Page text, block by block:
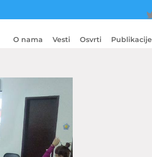
O nama Vesti Osvrti Publikacije